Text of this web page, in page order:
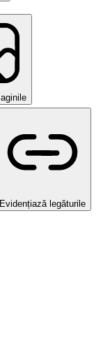
Evidențiază legăturile